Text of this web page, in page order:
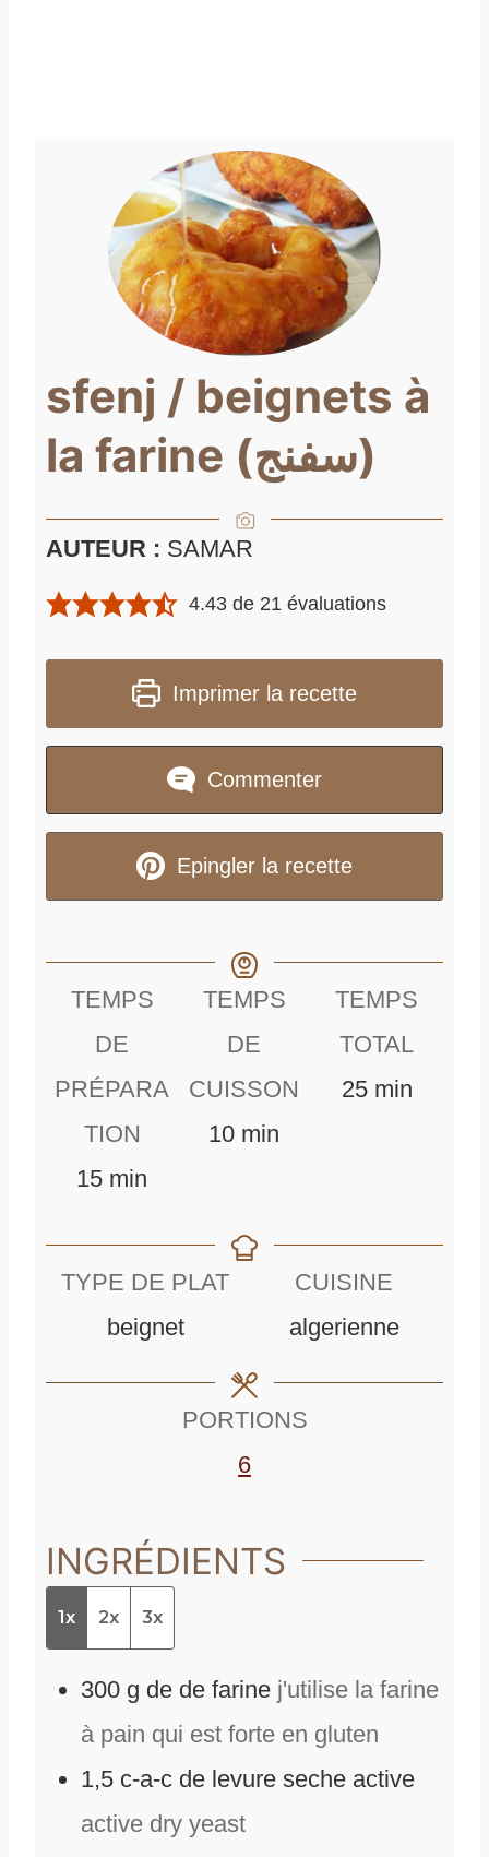
sfenj / beignets à
la farine (سفنج)
AUTEUR : SAMAR
4.43 de 21 évaluations
Imprimer la recette
Commenter
Epingler la recette
TEMPS
DE
PRÉPARA
TION
15m
n
u
min
TEMPS
DE
CUISSON
10m
u
s
min
TEMPS
TOTAL
25m
t
min
TYPE DE PLAT
beignet
CUISINE
algerienne
PORTIONS
6
INGRÉDIENTS
1x 2x 3x
300 g de de farine j'utilise la farine
à pain qui est forte en gluten
1,5 c-a-c de levure seche active
active dry yeast